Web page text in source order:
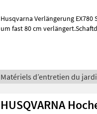
Husqvarna Verlängerung EX780 Schaftverlängerung, die die Reichweite
um fast 80 cm
Matériels d’entretien du
HUSQVARNA